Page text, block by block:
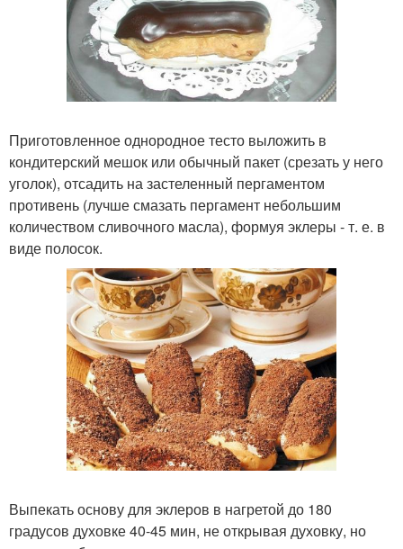
Приготовленное однородное тесто выложить в
кондитерский мешок или обычный пакет (срезать у него
уголок), отсадить на застеленный пергаментом
противень (лучше смазать пергамент небольшим
количеством сливочного масла), формуя эклеры - т. е. в
виде полосок.
Выпекать основу для эклеров в нагретой до 180
градусов духовке 40-45 мин, не открывая духовку, но